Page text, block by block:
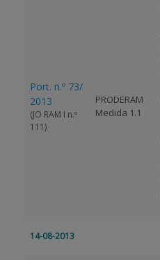
Port. n.º 73/
2013
(JO RAM I n.º
111)
PRODERAM
Medida 1.1
14-08-2013